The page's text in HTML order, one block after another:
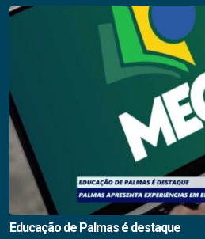
Educação de Palmas é destaque